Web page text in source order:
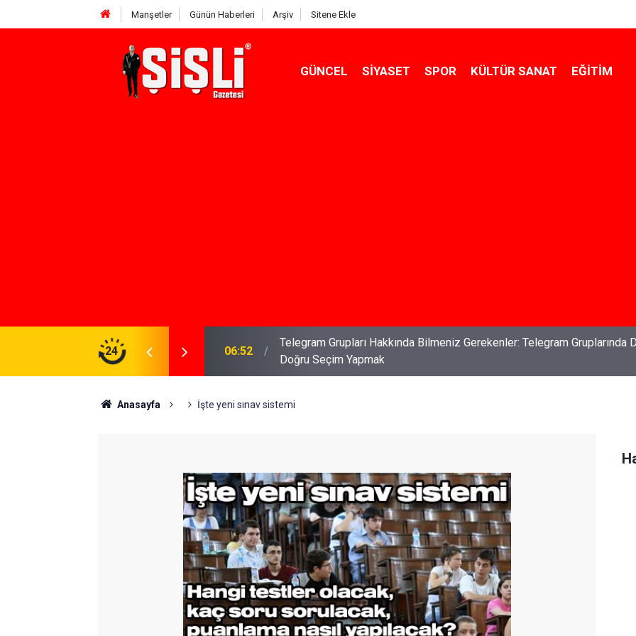
Manşetler Günün Haberleri Arşiv Sitene Ekle
GÜNCEL SIYASET SPOR KÜLTÜR SANAT EĞITIM
24
Gerekenler: Telegram Gruplarında Daha
04:43 İş Davaları: Haklarınızı Bilmek ve Koruma Altına Almak
Anasayfa İşte yeni sınav sistemi